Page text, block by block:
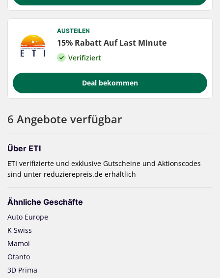
6 Angebote verfügbar
Über ETI
ETI verifizierte und exklusive Gutscheine und Aktionscodes
sind unter reduzierepreis.de erhältlich
Ähnliche Geschäfte
Auto Europe
K Swiss
Mamoi
Otanto
3D Prima
AUSTEILEN
15% Rabatt Auf Last Minute
Verifiziert
Deal bekommen